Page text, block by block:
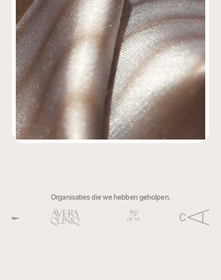
Organisaties die we hebben geholpen.